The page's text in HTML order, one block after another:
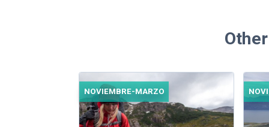
NOVIEMBRE-MARZO